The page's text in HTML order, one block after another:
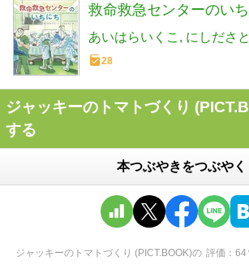
救命救急センターのい
あいはらいくこ にしださ
28
ジャッキーのトマトづくり
する
本つぶやきをつぶやく
ジャッキーのトマトづくり (PICT.BOOK)の 評価 64